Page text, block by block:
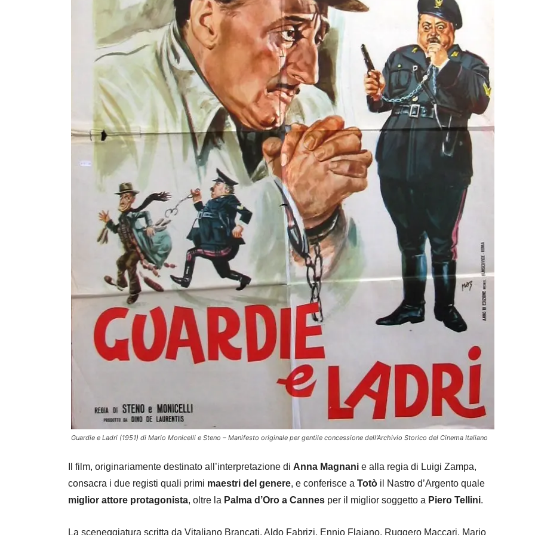
Guardie e Ladri (1951) di Mario Monicelli e Steno – Manifesto originale per gentile concessione dell’Archivio Storico del Cinema Italiano
Il film, originariamente destinato all’interpretazione di Anna Magnani e alla regia di Luigi Zampa,
consacra i due registi quali primi maestri del genere, e conferisce a Totò il Nastro d’Argento quale
miglior attore protagonista, oltre la Palma d’Oro a Cannes per il miglior soggetto a Piero Tellini.
La sceneggiatura scritta da Vitaliano Brancati, Aldo Fabrizi, Ennio Flaiano, Ruggero Maccari, Mario